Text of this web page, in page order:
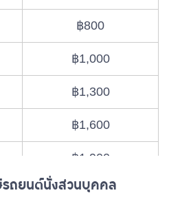
฿800
฿1,000
฿1,300
฿1,600
฿1,900
฿2,200
รถยนต์นั่งส่วนบุคคล